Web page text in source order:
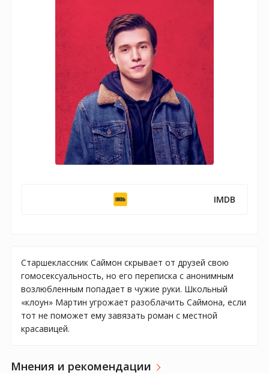
IMDB
Старшеклассник Саймон скрывает от друзей свою
гомосексуальность, но его переписка с анонимным
возлюбленным попадает в чужие руки. Школьный
«клоун» Мартин угрожает разоблачить Саймона, если
тот не поможет ему завязать роман с местной
красавицей.
Мнения и рекомендации